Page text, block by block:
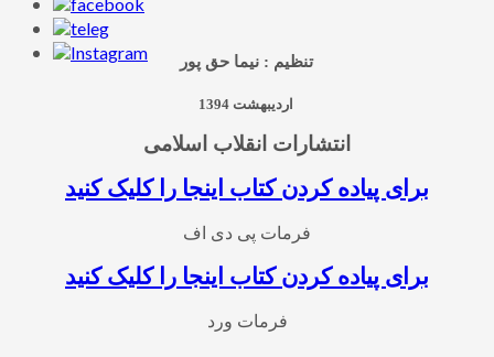
تنظیم : نیما حق پور
اردیبهشت 1394
انتشارات انقلاب اسلامی
برای پیاده کردن کتاب اینجا را کلیک کنید
فرمات پی دی اف
برای پیاده کردن کتاب اینجا را کلیک کنید
فرمات ورد